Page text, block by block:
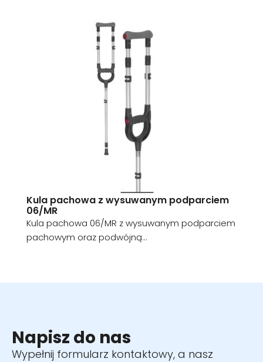
Kula pachowa z wysuwanym podparciem
06/MR
Kula pachowa 06/MR z wysuwanym podparciem
pachowym oraz podwójną...
Napisz do nas
Wypełnij formularz kontaktowy, a nasz